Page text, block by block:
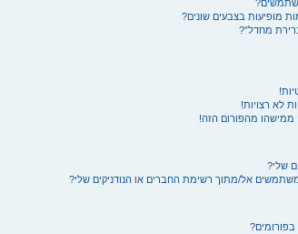
מופיעות בצבעים שונים?
מחדל”?
לא רצויות!
ממישהו מהפורום הזה!
שלי?
משתמשים אל/מתוך רשימת החברים או הנודניקים שלי?
בפורומים?